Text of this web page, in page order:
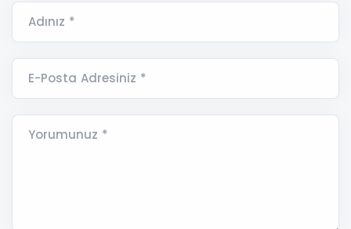
Adınız *
E-Posta Adresiniz *
Yorumunuz *